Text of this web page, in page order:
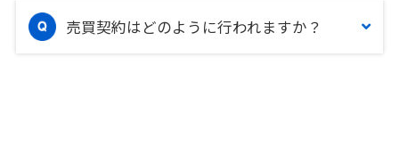
売買契約はどのように行われますか？